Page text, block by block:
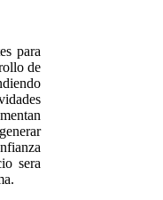
para
de
sera